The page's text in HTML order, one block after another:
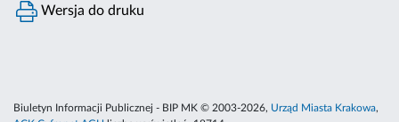
Wersja do druku
Biuletyn Informacji Publicznej - BIP MK © 2003-2026, Urząd Miasta Krakowa,